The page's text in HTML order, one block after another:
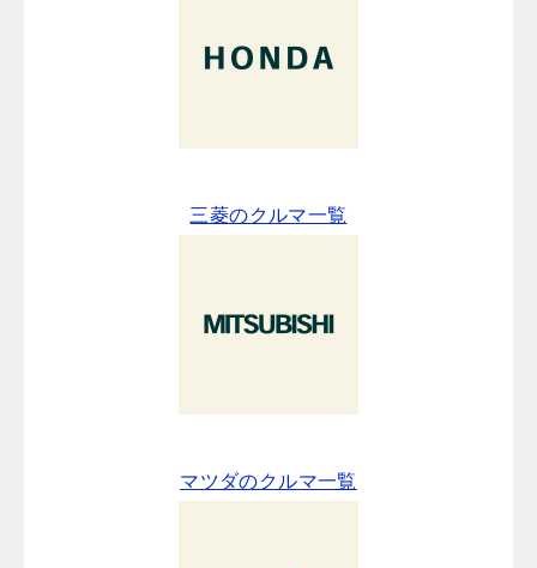
三菱のクルマ一覧
マツダのクルマ一覧